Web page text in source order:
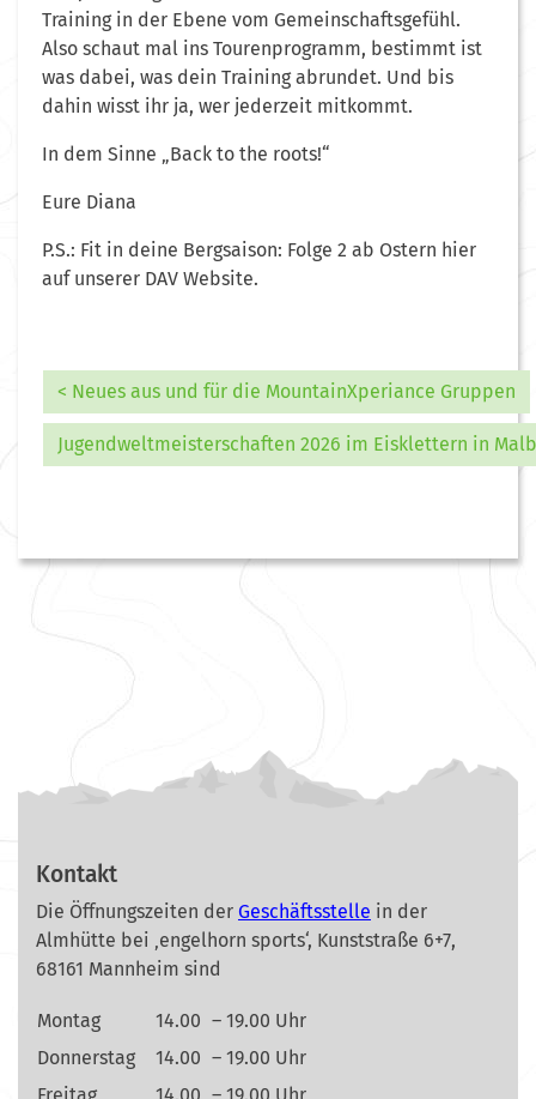
Training in der Ebene vom Gemeinschaftsgefühl.
Also schaut mal ins Tourenprogramm, bestimmt ist
was dabei, was dein Training abrundet. Und bis
dahin wisst ihr ja, wer jederzeit mitkommt.
In dem Sinne „Back to the roots!“
Eure Diana
P.S.: Fit in deine Bergsaison: Folge 2 ab Ostern hier
auf unserer DAV Website.
< Neues aus und für die MountainXperiance Gruppen
Jugendweltmeisterschaften 2026 im Eisklettern in
Kontakt
Die Öffnungszeiten der Geschäftsstelle in der
Almhütte bei ‚engelhorn sports‘, Kunststraße 6+7,
68161 Mannheim sind
Montag 14.00 – 19.00 Uhr
Donnerstag
14.00 – 19.00 Uhr